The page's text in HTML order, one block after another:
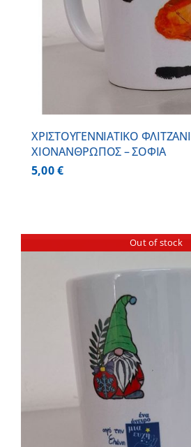
ΧΡΙΣΤΟΥΓΕΝΝΙΑΤΙΚΟ ΦΛΙΤΖΑΝΙ
ΧΙΟΝΑΝΘΡΩΠΟΣ – ΣΟΦΙΑ
5,00€
Out of stock